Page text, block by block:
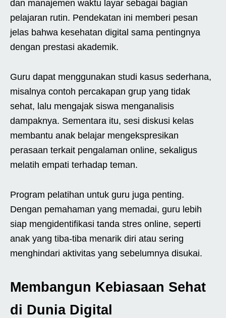
dan manajemen waktu layar sebagai bagian
pelajaran rutin. Pendekatan ini memberi pesan
jelas bahwa kesehatan digital sama pentingnya
dengan prestasi akademik.
Guru dapat menggunakan studi kasus sederhana,
misalnya contoh percakapan grup yang tidak
sehat, lalu mengajak siswa menganalisis
dampaknya. Sementara itu, sesi diskusi kelas
membantu anak belajar mengekspresikan
perasaan terkait pengalaman online, sekaligus
melatih empati terhadap teman.
Program pelatihan untuk guru juga penting.
Dengan pemahaman yang memadai, guru lebih
siap mengidentifikasi tanda stres online, seperti
anak yang tiba-tiba menarik diri atau sering
menghindari aktivitas yang sebelumnya disukai.
Membangun Kebiasaan Sehat
di Dunia Digital